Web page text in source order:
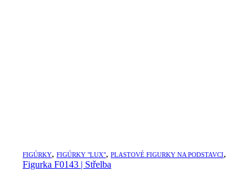
FIGÚRKY, FIGÚRKY "LUX", PLASTOVÉ FIGURKY NA PODSTAVCI,
Figurka F0143 | Střelba